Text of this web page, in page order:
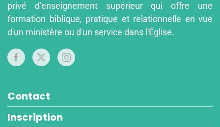
privé d’enseignement supérieur qui offre une
formation biblique, pratique et relationnelle en vue
d'un ministère ou d'un service dans l'Église.
Contact
Inscription